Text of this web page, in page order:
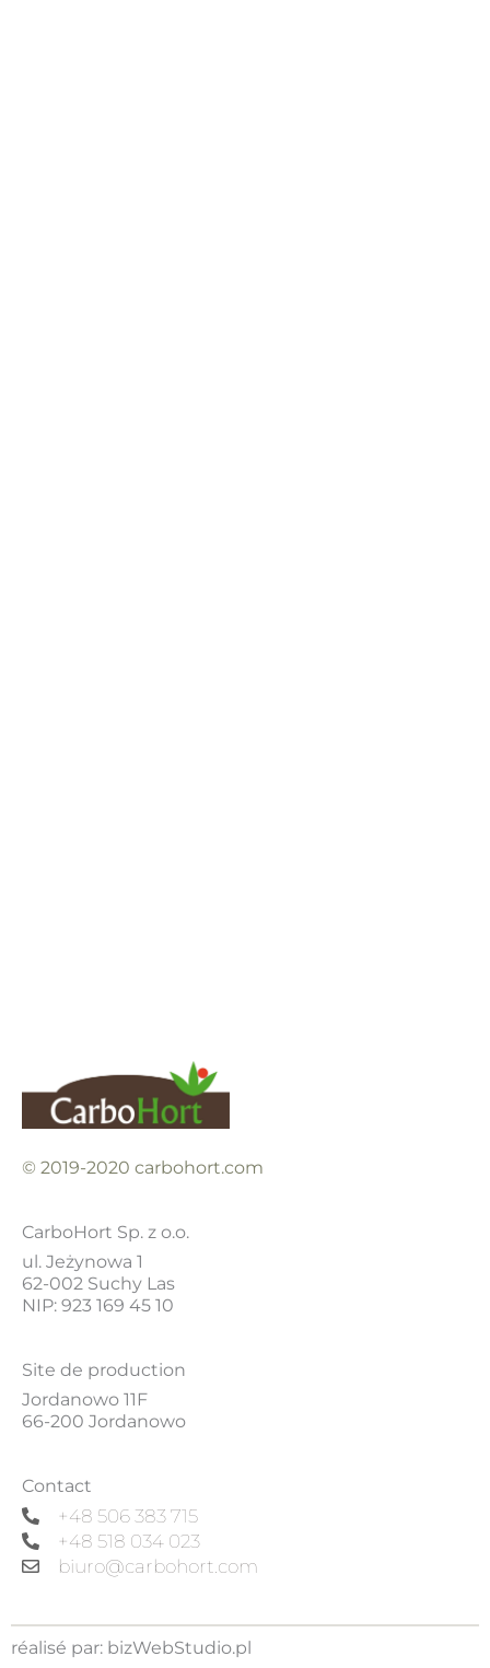
© 2019-2020 carbohort.com
CarboHort Sp. z o.o.
ul. Jeżynowa 1
62-002 Suchy Las
NIP: 923 169 45 10
Site de production
Jordanowo 11F
66-200 Jordanowo
Contact
+48 506 383 715
+48 518 034 023
biuro@carbohort.com
réalisé par: bizWebStudio.pl